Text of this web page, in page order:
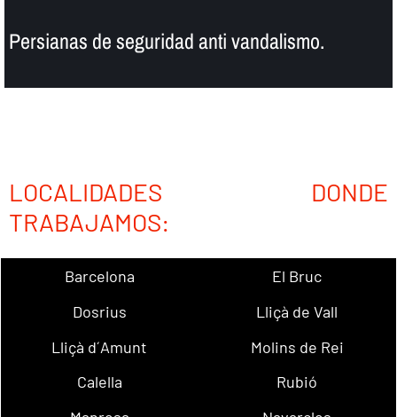
Persianas de seguridad anti vandalismo.
LOCALIDADES DONDE
TRABAJAMOS:
Barcelona
El Bruc
Dosrius
Lliçà de Vall
Lliçà d´Amunt
Molins de Rei
Calella
Rubió